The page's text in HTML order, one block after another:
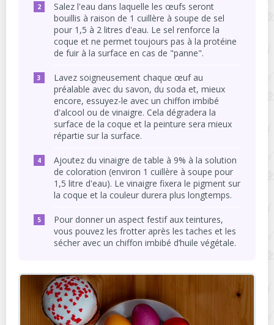
Salez l'eau dans laquelle les œufs seront
bouillis à raison de 1 cuillère à soupe de sel
pour 1,5 à 2 litres d'eau. Le sel renforce la
coque et ne permet toujours pas à la protéine
de fuir à la surface en cas de "panne".
Lavez soigneusement chaque œuf au
préalable avec du savon, du soda et, mieux
encore, essuyez-le avec un chiffon imbibé
d'alcool ou de vinaigre. Cela dégradera la
surface de la coque et la peinture sera mieux
répartie sur la surface.
Ajoutez du vinaigre de table à 9% à la solution
de coloration (environ 1 cuillère à soupe pour
1,5 litre d'eau). Le vinaigre fixera le pigment sur
la coque et la couleur durera plus longtemps.
Pour donner un aspect festif aux teintures,
vous pouvez les frotter après les taches et les
sécher avec un chiffon imbibé d’huile végétale.